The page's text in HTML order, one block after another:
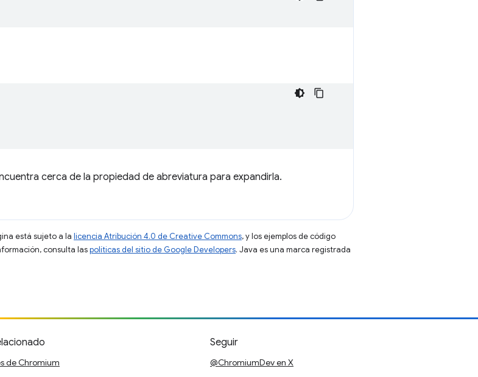
cerca de la propiedad de abreviatura para expandirla.
está sujeto a la licencia Atribución 4.0 de Creative Commons, y los ejemplos de código
consulta laspolíticas del sitio de Google Developers. Java es una marca registrada
de Chromium
Seguir
@ChromiumDev en X